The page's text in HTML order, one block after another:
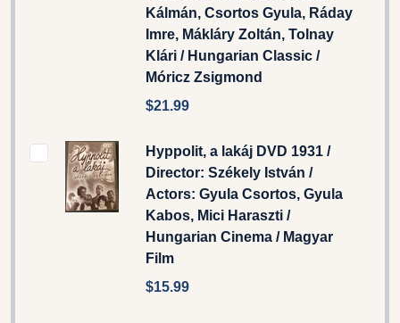
Kálmán, Csortos Gyula, Ráday
Imre, Mákláry Zoltán, Tolnay
Klári / Hungarian Classic /
Móricz Zsigmond
$21.99
Hyppolit, a lakáj DVD 1931 /
Director: Székely István /
Actors: Gyula Csortos, Gyula
Kabos, Mici Haraszti /
Hungarian Cinema / Magyar
Film
$15.99